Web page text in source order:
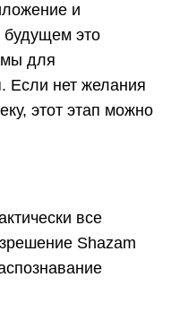
и
будущем это
для
Если нет желания
этот этап можно
все
Shazam